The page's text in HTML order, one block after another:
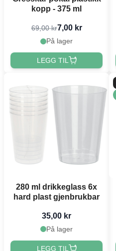
kopp - 375 ml
69,00 kr7,00 kr
På lager
LEGG TIL
280 ml drikkeglass 6x
hard plast gjenbrukbar
35,00 kr
På lager
LEGG TIL